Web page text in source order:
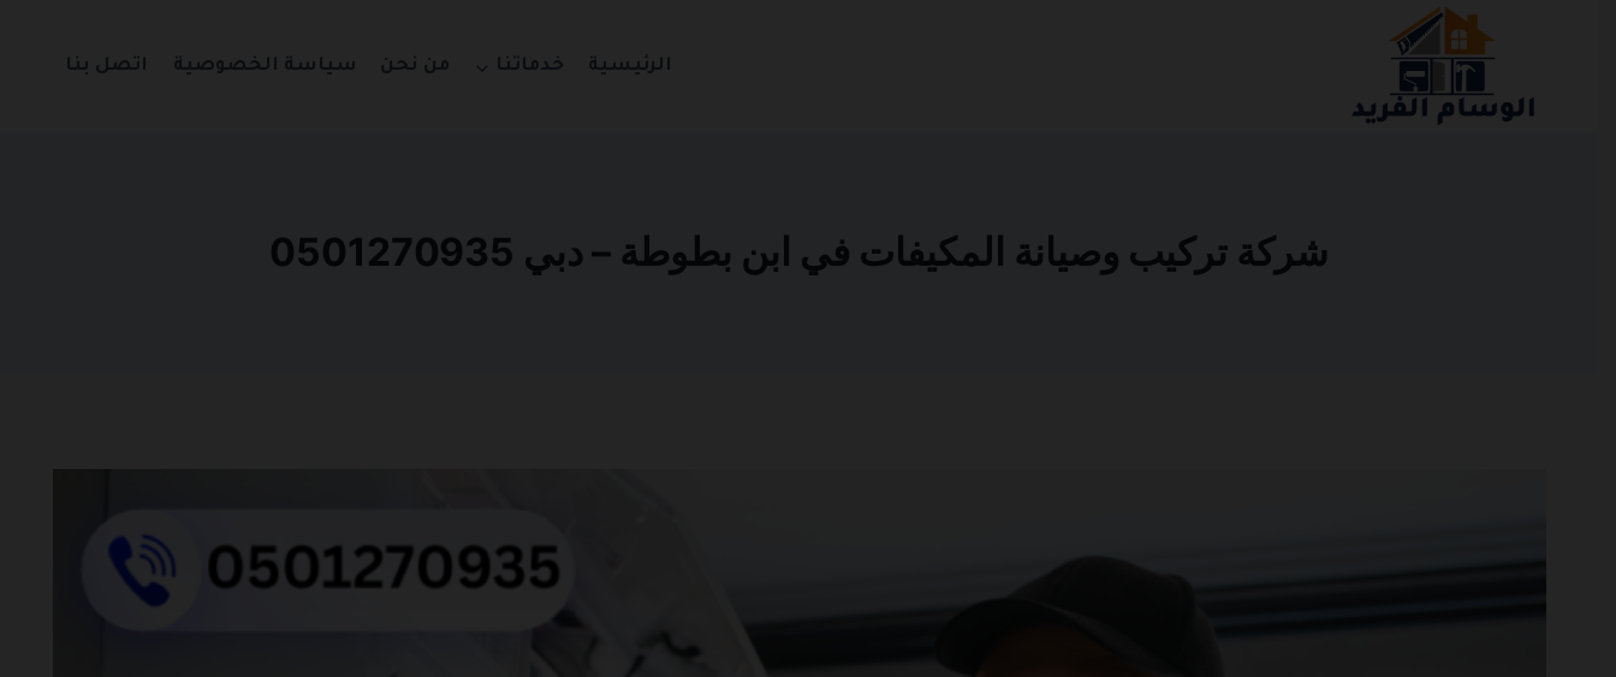
الرئيسية خدماتنا من نحن سياسة الخصوصية اتصل بنا
شركة تركيب وصيانة المكيفات في ابن بطوطة – دبي 0501270935